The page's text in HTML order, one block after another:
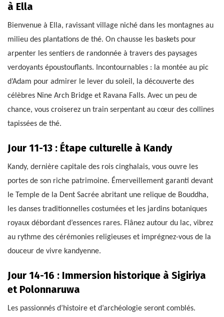
à Ella
Bienvenue à Ella, ravissant village niché dans les montagnes au
milieu des plantations de thé. On chausse les baskets pour
arpenter les sentiers de randonnée à travers des paysages
verdoyants époustouflants. Incontournables : la montée au pic
d’Adam pour admirer le lever du soleil, la découverte des
célèbres Nine Arch Bridge et Ravana Falls. Avec un peu de
chance, vous croiserez un train serpentant au cœur des collines
tapissées de thé.
Jour 11-13 : Étape culturelle à Kandy
Kandy, dernière capitale des rois cinghalais, vous ouvre les
portes de son riche patrimoine. Émerveillement garanti devant
le Temple de la Dent Sacrée abritant une relique de Bouddha,
les danses traditionnelles costumées et les jardins botaniques
royaux débordant d’essences rares. Flânez autour du lac, vibrez
au rythme des cérémonies religieuses et imprégnez-vous de la
douceur de vivre kandyenne.
Jour 14-16 : Immersion historique à Sigiriya
et Polonnaruwa
Les passionnés d’histoire et d’archéologie seront comblés.